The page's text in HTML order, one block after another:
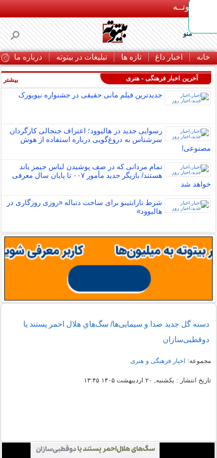
بـیتوتــه
منو
خانه اخبار داغ تازه ها تبلیغات در بیتوته درباره ما
آخرین اخبار فرهنگی - هنری
جدیدترین فیلم مانی حقیقی در جشنواره نیویورک
رسوایی جدید در هالیوود؛ اعتراف جنجالی کارگردان
سرشناس به دروغ‌گویی درباره استفاده از هوش
مصنوعی!
تمام مردانی که در صف پوشیدن لباس جیمز باند
هستند/ بازیگر جدید مأمور ۰۰۷ تا پایان سال معرفی
خواهد شد
شرط تارانتینو برای ساخت دنباله «روزی روزگاری در
هالیوود»
بیشتر
دسته گل جدید صدا و سیمایی‌ها/ سگ‌هایِ هلال احمر پستند یا
دوقطبی‌سازان
مجموعه: اخبار فرهنگی و هنری
تاریخ انتشار : یکشنبه, ۲۰ اردیبهشت ۱۴۰۵ ۱۳:۴۵